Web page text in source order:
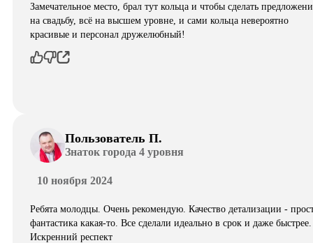
Замечательное место, брал тут кольца и чтобы сделать
на свадьбу, всё на высшем уровне, и сами кольца невероятно
красивые и персонал дружелюбный!
Пользователь П.
Знаток города 4 уровня
10 ноября 2024
Ребята молодцы. Очень рекомендую. Качество детализации -
фантастика какая-то. Все сделали идеально в срок и даже быстрее.
Искренний респект